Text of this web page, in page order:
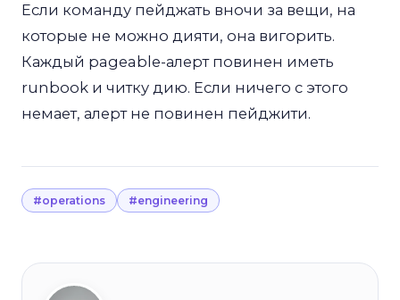
Если команду пейджать вночи за вещи, на
которые не можно дияти, она вигорить.
Каждый pageable-алерт повинен иметь
runbook и читку дию. Если ничего с этого
немает, алерт не повинен пейджити.
#operations #engineering